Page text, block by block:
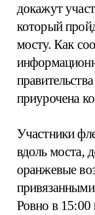
докажут
который
мосту. Как
приурочена
Участники
вдоль моста,
оранжевые
Ровно в 15:00